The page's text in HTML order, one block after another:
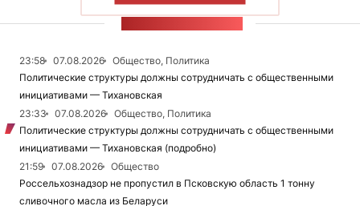
23:58 07.08.2026
Общество, Политика
Политические структуры должны сотрудничать с общественными
инициативами — Тихановская
23:33
07.08.2026
Общество, Политика
Политические структуры должны сотрудничать с общественными
инициативами — Тихановская (подробно)
21:59
07.08.2026
Общество
Россельхознадзор не пропустил в Псковскую область 1 тонну
сливочного масла из Беларуси